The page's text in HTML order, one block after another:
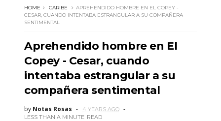
HOME CARIBE
APREHENDIDO HOMBRE EN EL COPEY -
CESAR, CUANDO INTENTABA ESTRANGULAR A SU COMPAÑERA
SENTIMENTAL
Aprehendido hombre en El
Copey - Cesar, cuando
intentaba estrangular a su
compañera sentimental
by Notas Rosas
4 YEARS AGO
LESS THAN A MINUTE READ